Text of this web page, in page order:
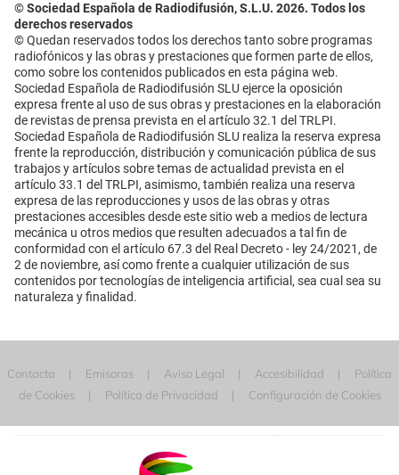
© Sociedad Española de Radiodifusión, S.L.U. 2026. Todos los
derechos reservados
© Quedan reservados todos los derechos tanto sobre programas
radiofónicos y las obras y prestaciones que formen parte de ellos,
como sobre los contenidos publicados en esta página web.
Sociedad Española de Radiodifusión SLU ejerce la oposición
expresa frente al uso de sus obras y prestaciones en la elaboración
de revistas de prensa prevista en el artículo 32.1 del TRLPI.
Sociedad Española de Radiodifusión SLU realiza la reserva expresa
frente la reproducción, distribución y comunicación pública de sus
trabajos y artículos sobre temas de actualidad prevista en el
artículo 33.1 del TRLPI, asimismo, también realiza una reserva
expresa de las reproducciones y usos de las obras y otras
prestaciones accesibles desde este sitio web a medios de lectura
mecánica u otros medios que resulten adecuados a tal fin de
conformidad con el artículo 67.3 del Real Decreto - ley 24/2021, de
2 de noviembre, así como frente a cualquier utilización de sus
contenidos por tecnologías de inteligencia artificial, sea cual sea su
naturaleza y finalidad.
Contacta Emisoras Aviso Legal Accesibilidad
Política
de Cookies
Política de Privacidad Configuración de Cookies